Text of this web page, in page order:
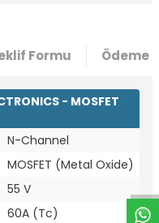
Formu Ödeme
- MOSFET
N-Channel
MOSFET (Metal Oxide)
55 V
60A (Tc)